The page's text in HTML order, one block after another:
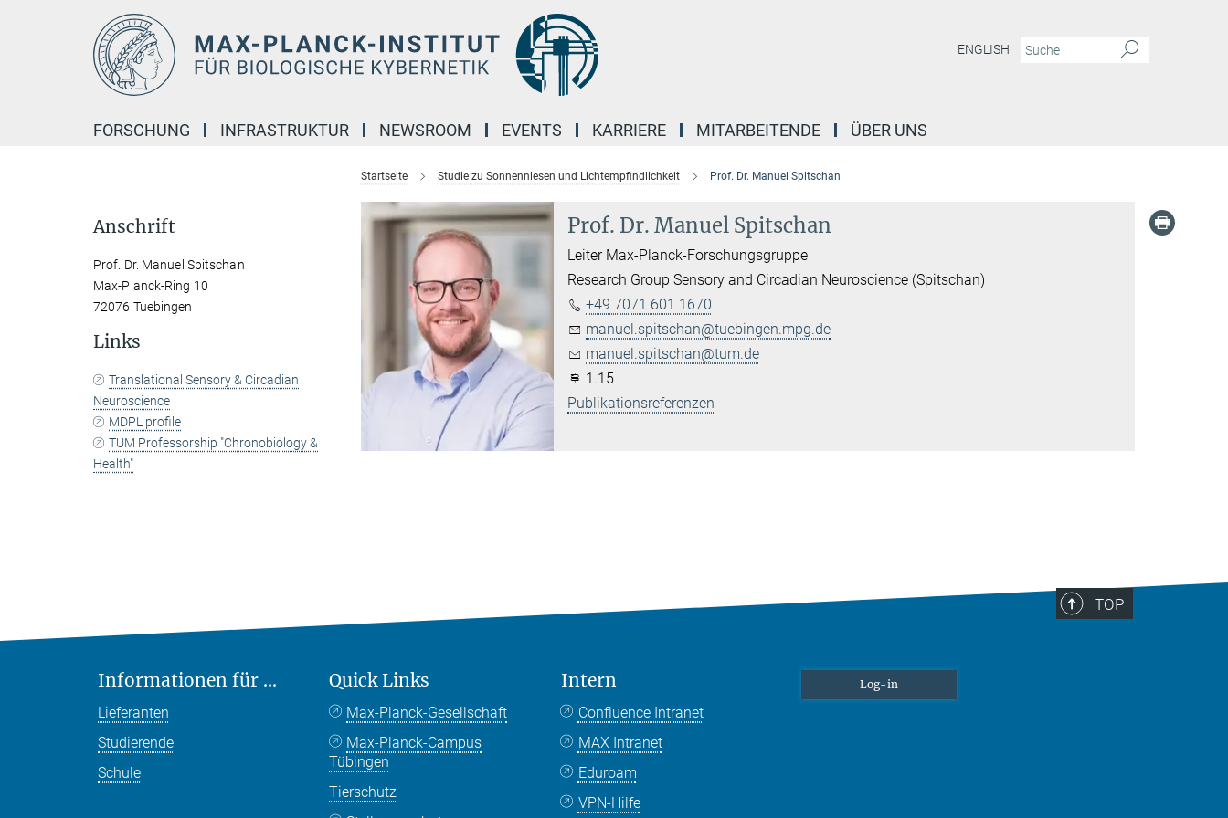
ENGLISH
FORSCHUNG INFRASTRUKTUR NEWSROOM EVENTS KARRIERE MITARBEITENDE ÜBER UNS
Startseite Studie zu Sonnenniesen und Lichtempfindlichkeit Prof. Dr. Manuel Spitschan
Prof. Dr. Manuel Spitschan
Leiter Max-Planck-Forschungsgruppe
Research Group Sensory and Circadian Neuroscience (Spitschan)
+49 7071 601 1670
manuel.spitschan@tuebingen.mpg.de
manuel.spitschan@tum.de
1.15
Publikationsreferenzen
Anschrift
Prof. Dr. Manuel Spitschan
Max-Planck-Ring 10
72076 Tuebingen
Links
Translational Sensory & Circadian
Neuroscience
MDPL profile
TUM Professorship "Chronobiology &
Health"
TOP
Informationen für ...
Lieferanten
Studierende
Schule
Quick Links
Max-Planck-Gesellschaft
Max-Planck-Campus
Tübingen
Tierschutz
Intern
Confluence Intranet
MAX Intranet
Eduroam
VPN-Hilfe
Log-in